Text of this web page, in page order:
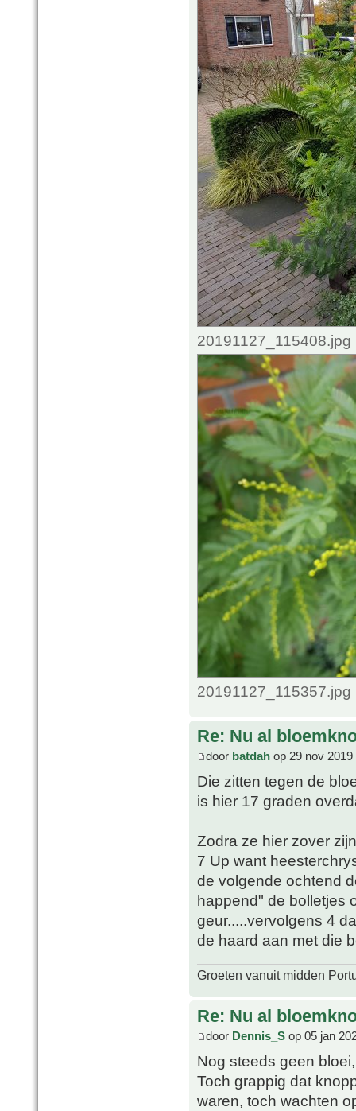
Re: Nu al
door batdah op 29 nov 2019
Die zitten tegen de
is hier 17 graden
Zodra ze hier zover
7 Up want
de volgende ochtend
happend" de bolletjes
geur.....vervolgens 4
de haard aan met die
Groeten vanuit midden
Re: Nu al
door Dennis_S op 05 jan
Nog steeds geen
Toch grappig dat
waren, toch wachten